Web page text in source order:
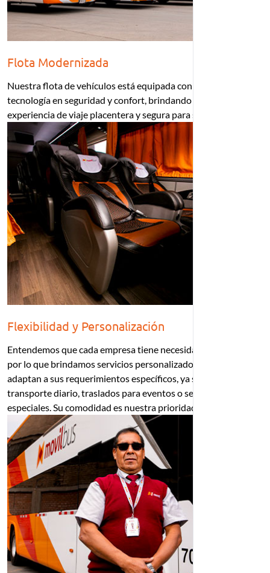
Flota Modernizada
Nuestra flota de vehículos está equipada con la última
tecnología en seguridad y confort, brindando así una
experiencia de viaje placentera y segura para su personal.
Flexibilidad y Personalización
Entendemos que cada empresa tiene necesidades únicas,
por lo que brindamos servicios personalizados que se
adaptan a sus requerimientos específicos, ya sea
transporte diario, traslados para eventos o servicios
especiales. Su comodidad es nuestra prioridad.